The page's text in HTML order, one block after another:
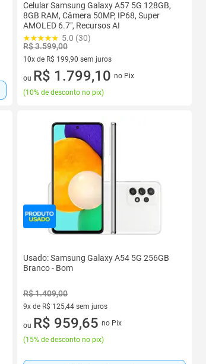
Celular Samsung Galaxy A57 5G 128GB,
8GB RAM, Câmera 50MP, IP68, Super
AMOLED 6.7", Recursos AI
5.0 (30)
R$ 3.599,00
10x de R$ 199,90 sem juros
10 vez de R$ 199,90 sem juros
ou R$ 1.799,10 no Pix
(10% de desconto no pix)
Usado: Samsung Galaxy A54 5G 256GB
Branco - Bom
R$ 1.409,00
9x de R$ 125,44 sem juros
9 vez de R$ 125,44 sem juros
ou R$ 959,65 no Pix
(15% de desconto no pix)